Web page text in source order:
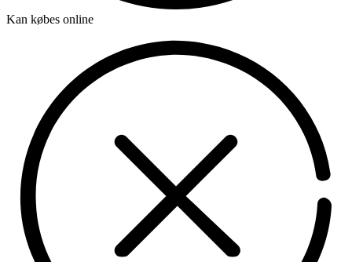
Kan købes online